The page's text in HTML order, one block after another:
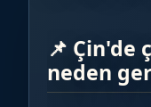
📌 Çin'de
neden